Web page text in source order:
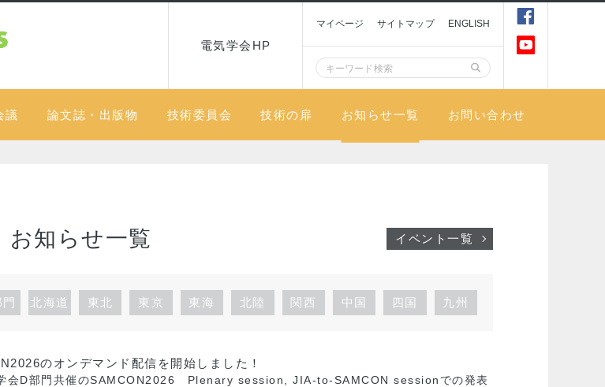
電気学会HP
マイページ サイトマップ ENGLISH
議 論文誌・出版物 技術委員会 技術の扉 お知らせ一覧 お問い合わせ
お知らせ一覧 イベント一覧
北海道 東北 東京 東海 北陸 関西 中国 四国 九州
のオンデマンド配信を開始しました！
会D部門共催のSAMCON2026 Plenary session, JIA-to-SAMCON sessionでの発表